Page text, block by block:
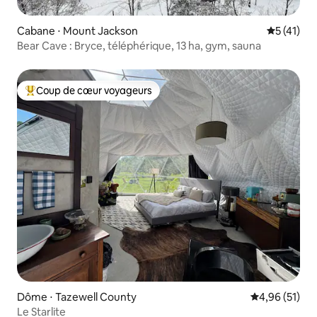
Cabane ⋅ Mount Jackson
5 (41)
Bear Cave : Bryce, téléphérique, 13 ha, gym, sauna
Coups de cœur voyageurs les plus appréciés
Coup de cœur voyageurs
Dôme ⋅ Tazewell County Évaluation
4,96 (51)
Le Starlite